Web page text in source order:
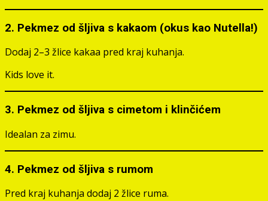
2. Pekmez od šljiva s kakaom (okus kao Nutella!)
Dodaj 2–3 žlice kakaa pred kraj kuhanja.
Kids love it.
3. Pekmez od šljiva s cimetom i klinčićem
Idealan za zimu.
4. Pekmez od šljiva s rumom
Pred kraj kuhanja dodaj 2 žlice ruma.